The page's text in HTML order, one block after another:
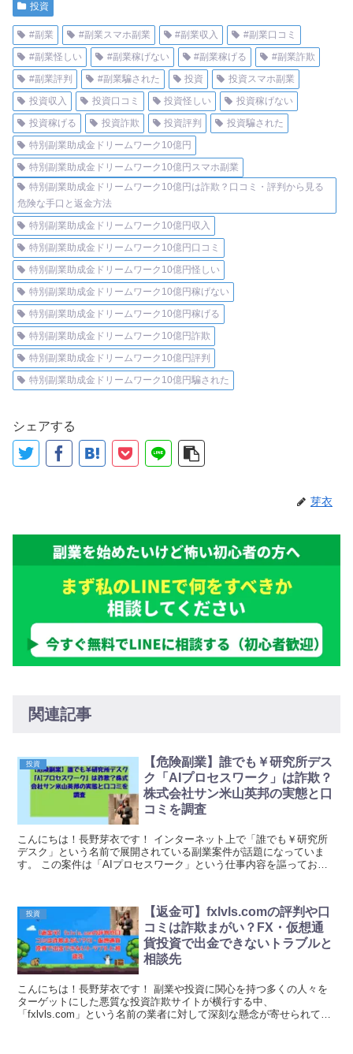
投資
#副業 #副業スマホ副業 #副業収入
#副業口コミ
#副業怪しい
#副業稼げない #副業稼げる
#副業詐欺
#副業評判
#副業騙された 投資
投資スマホ副業
投資収入
投資口コミ 投資怪しい
投資稼げない
投資稼げる
投資詐欺 投資評判
投資騙された
特別副業助成金ドリームワーク10億円
特別副業助成金ドリームワーク10億円スマホ副業
特別副業助成金ドリームワーク10億円は詐欺？口コミ・評判から見る
危険な手口と返金方法
特別副業助成金ドリームワーク10億円収入
特別副業助成金ドリームワーク10億円口コミ
特別副業助成金ドリームワーク10億円怪しい
特別副業助成金ドリームワーク10億円稼げない
特別副業助成金ドリームワーク10億円稼げる
特別副業助成金ドリームワーク10億円詐欺
特別副業助成金ドリームワーク10億円評判
特別副業助成金ドリームワーク10億円騙された
シェアする
芽衣
関連記事
投資
【危険副業】誰でも￥研究所デス
ク「AIプロセスワーク」は詐欺？
株式会社サン米山英邦の実態と口
コミを調査
こんにちは！長野芽衣です！ インターネット上で「誰でも￥研究所
デスク」という名前で展開されている副業案件が話題になっていま
す。 この案件は「AIプロセスワーク」という仕事内容を謳ってお
投資
【返金可】fxlvls.comの評判や口
コミは詐欺まがい？FX・仮想通
貨投資で出金できないトラブルと
相談先
こんにちは！長野芽衣です！ 副業や投資に関心を持つ多くの人々を
ターゲットにした悪質な投資詐欺サイトが横行する中、
「fxlvls.com」という名前の業者に対して深刻な懸念が寄せられてい